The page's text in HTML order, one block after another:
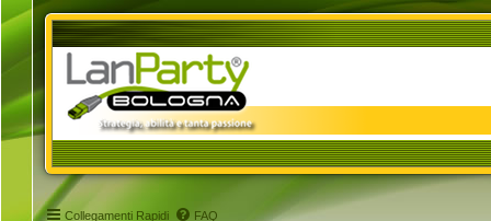
Collegamenti Rapidi FAQ